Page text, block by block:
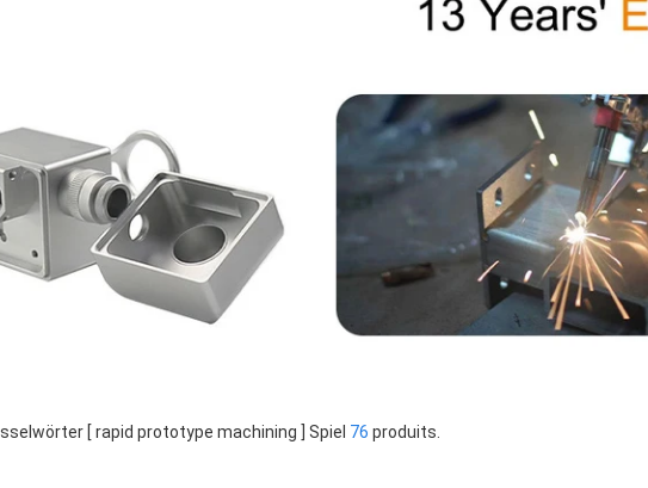
[ rapid prototype machining ] Spiel 76 produits.